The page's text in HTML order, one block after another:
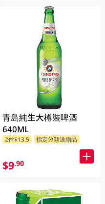
青島純生大樽裝啤酒
640ML
2件$13.5 指定分類送贈品
$9.90